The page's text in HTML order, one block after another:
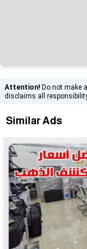
Attention! Do not make
disclaims all
Similar Ads